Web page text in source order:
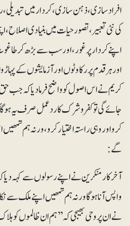
افراد سازی ، ذہن سازی ، کردار میں تبدیلی ،
کی نئی تعبیر ، تصور حیات میں بنیادی اصلاح
اپنے کردار پر غور، اور سب سے بڑھ کر
اور ہر قدم پر رکاوٹوں اور آزمایشوں کے
کریم نے اس اصول کو واضح فرما دیا کہ
جائے گی تو کفر و شرک کا رد عمل صرف یہ ہو گا
کرو اور وہی راستہ اختیار کرو، ورنہ ہم
گے:
آخر کار منکرین نے اپنے رسولوں سے کہہ دیا
واپس آنا ہو گا ورنہ ہم تمھیں اپنے ملک
نے ان پر وحی بھیجی کہ’’ہم ان ظالموں کو